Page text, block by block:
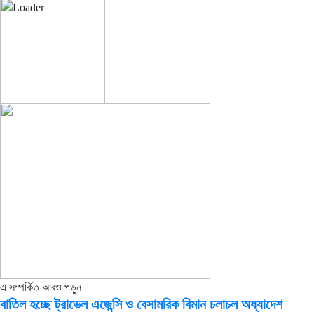
এ সম্পর্কিত আরও পড়ুন
বাতিল হচ্ছে ট্রাভেল এজেন্সি ও বেসামরিক বিমান চলাচল অধ্যাদেশ